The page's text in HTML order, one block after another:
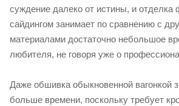
суждение далеко от истины, и отделка
сайдингом занимает по сравнению с
материалами достаточно небольшое
любителя, не говоря уже о
Даже обшивка обыкновенной вагонкой
больше времени, поскольку требует